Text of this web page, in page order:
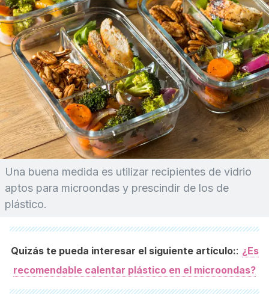
Una buena medida es utilizar recipientes de vidrio
aptos para microondas y prescindir de los de
plástico.
Quizás te pueda interesar el siguiente artículo:: ¿Es
recomendable calentar plástico en el microondas?